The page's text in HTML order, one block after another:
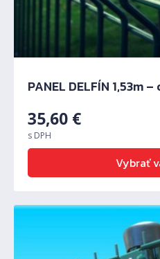
PANEL DELFÍN 1,53m
35,60 €
s DPH
Vybrať